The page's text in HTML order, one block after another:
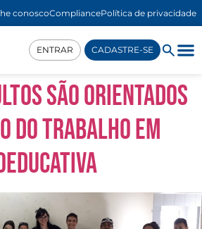
conoscoCompliancePolítica de privacidade
ENTRAR CADASTRE-SE
são orientados
do Trabalho em